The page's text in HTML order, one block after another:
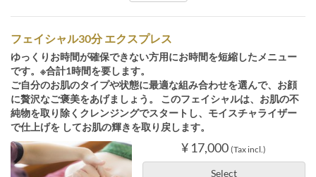
フェイシャル30分 エクスプレス
ゆっくりお時間が確保できない方用にお時間を短縮したメニュー
です。※合計1時間を要します。
ご自分のお肌のタイプや状態に最適な組み合わせを選んで、お顔
に贅沢なご褒美をあげましょう。 このフェイシャルは、お肌の不
純物を取り除くクレンジングでスタートし、モイスチャライザー
で仕上げを してお肌の輝きを取り戻します。
¥ 17,000 (Tax incl.)
Select